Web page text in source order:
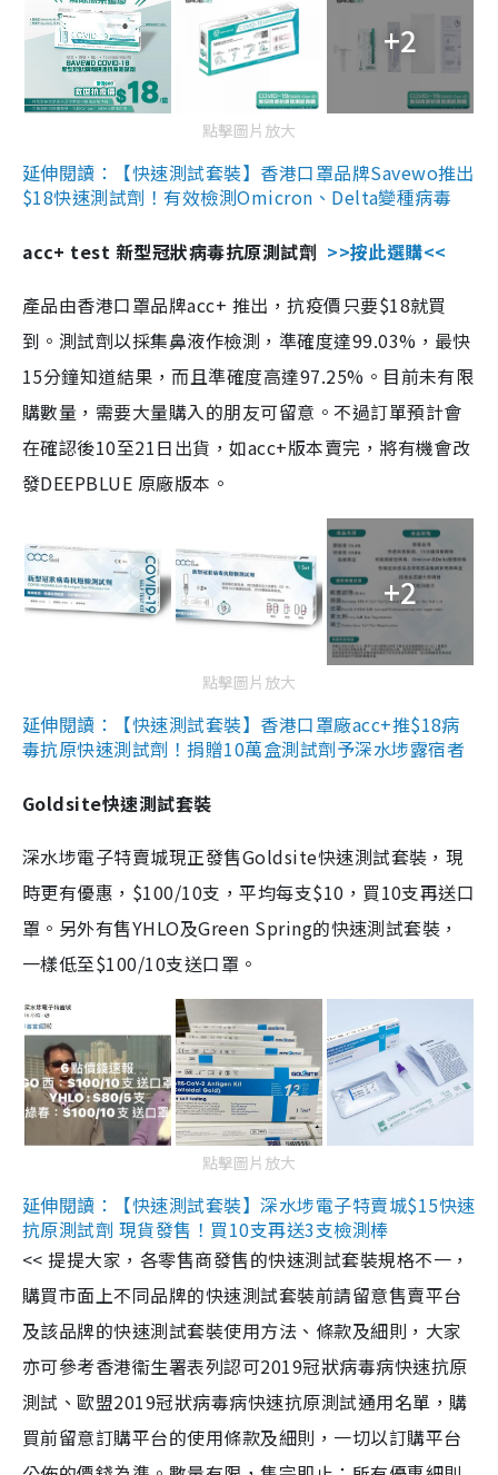
+2
點擊圖片放大
延伸閱讀：【快速測試套裝】香港口罩品牌Savewo推出
$18快速測試劑！有效檢測Omicron、Delta變種病毒
acc+ test 新型冠狀病毒抗原測試劑 >>按此選購<<
產品由香港口罩品牌acc+ 推出，抗疫價只要$18就買
到。測試劑以採集鼻液作檢測，準確度達99.03%，最快
15分鐘知道結果，而且準確度高達97.25%。目前未有限
購數量，需要大量購入的朋友可留意。不過訂單預計會
在確認後10至21日出貨，如acc+版本賣完，將有機會改
發DEEPBLUE 原廠版本。
+2
點擊圖片放大
延伸閱讀：【快速測試套裝】香港口罩廠acc+推$18病
毒抗原快速測試劑！捐贈10萬盒測試劑予深水埗露宿者
Goldsite快速測試套裝
深水埗電子特賣城現正發售Goldsite快速測試套裝，現
時更有優惠，$100/10支，平均每支$10，買10支再送口
罩。另外有售YHLO及Green Spring的快速測試套裝，
一樣低至$100/10支送口罩。
點擊圖片放大
延伸閱讀：【快速測試套裝】深水埗電子特賣城$15快速
抗原測試劑 現貨發售！買10支再送3支檢測棒
<< 提提大家，各零售商發售的快速測試套裝規格不一，
購買市面上不同品牌的快速測試套裝前請留意售賣平台
及該品牌的快速測試套裝使用方法、條款及細則，大家
亦可參考香港衞生署表列認可2019冠狀病毒病快速抗原
測試、歐盟2019冠狀病毒病快速抗原測試通用名單，購
買前留意訂購平台的使用條款及細則，一切以訂購平台